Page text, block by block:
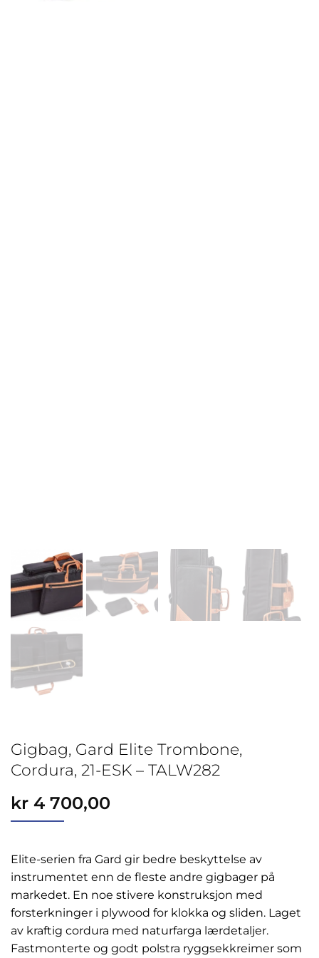
Gigbag, Gard Elite Trombone,
Cordura, 21-ESK – TALW282
kr 4 700,00
Elite-serien fra Gard gir bedre beskyttelse av
instrumentet enn de fleste andre gigbager på
markedet. En noe stivere konstruksjon med
forsterkninger i plywood for klokka og sliden. Laget
av kraftig cordura med naturfarga lærdetaljer.
Fastmonterte og godt polstra ryggsekkreimer som